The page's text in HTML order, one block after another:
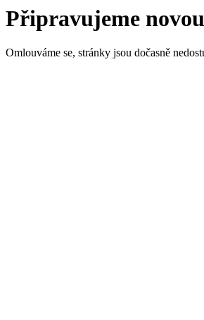
Připravujeme
Omlouváme se, stránky jsou dočasně